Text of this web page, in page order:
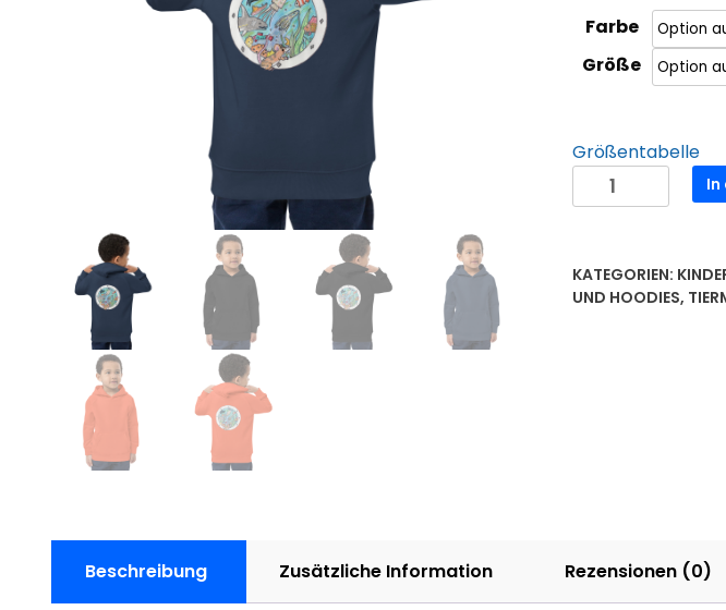
Farbe
Größe
Größentabelle
Öko-
Kapuzenpullover
-
Motiv
In
KATEGORIEN:
UND HOODIES,
Beschreibung Zusätzliche Information Rezensionen (0)